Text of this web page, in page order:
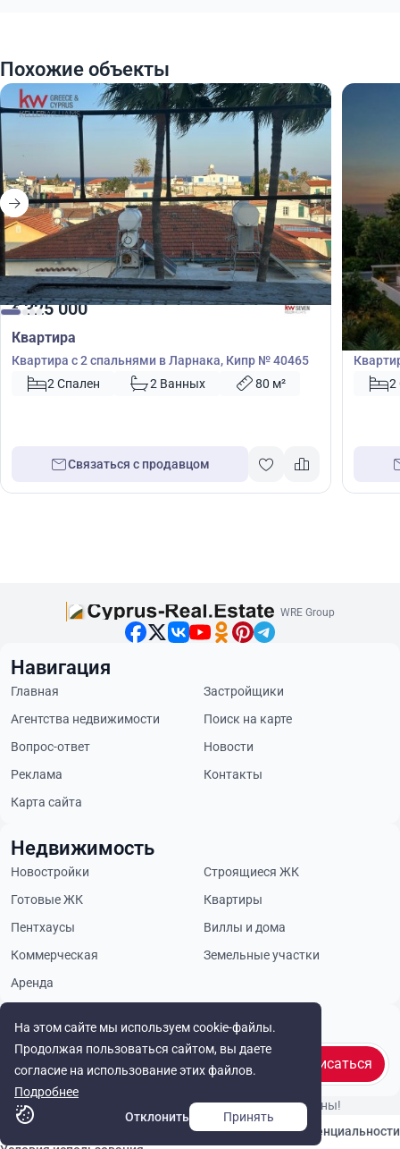
Похожие объекты
€325 000
Квартира
Квартира с 2 спальнями в Ларнака, Кипр № 40465
2 Спален
2 Ванных 80 м²
Связаться с продавцом
€325
2
На этом сайте мы используем cookie-файлы.
Продолжая пользоваться сайтом, вы даете
согласие на использование этих файлов.
Подробнее
Отклонить
Принять
WRE Group
Будьте в курсе
Подписаться
Навигация
Главная
Застройщики
Агентства недвижимости
Поиск на карте
Вопрос-ответ
Новости
Реклама
Контакты
Карта сайта
Недвижимость
Новостройки
Строящиеся ЖК
Готовые ЖК
Квартиры
Пентхаусы
Виллы и дома
Коммерческая
Земельные участки
Аренда
© Cyprus Realestate 2026. Все права защищены!
Политика конфиденциальности